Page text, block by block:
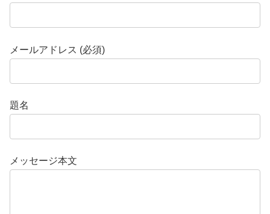
メールアドレス (必須)
題名
メッセージ本文